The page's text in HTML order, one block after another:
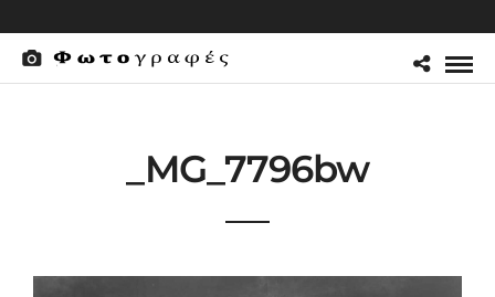
_MG_7796bw